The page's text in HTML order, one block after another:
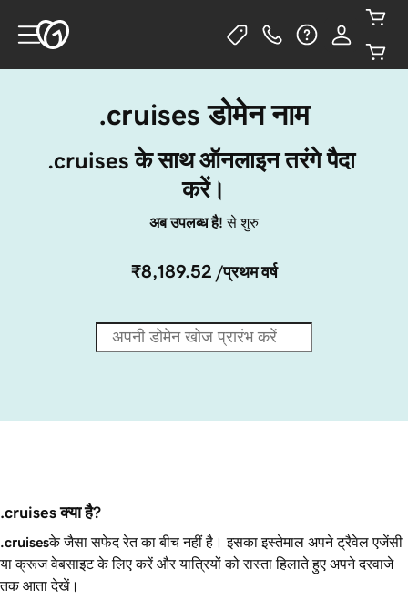
.cruises डोमेन नाम
.cruises के साथ ऑनलाइन तरंगे पैदा
करें।
अब उपलब्ध है!से शुरु
₹8,189.52 /प्रथम वर्ष
.cruises क्या है?
.cruisesके जैसा सफेद रेत का बीच नहीं है। इसका इस्तेमाल अपने ट्रैवेल एजेंसी
या क्रूज वेबसाइट के लिए करें और यात्रियों को रास्ता हिलाते हुए अपने दरवाजे
तक आता देखें।